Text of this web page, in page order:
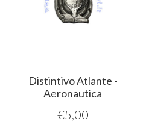
Distintivo Atlante -
Aeronautica
€5,00